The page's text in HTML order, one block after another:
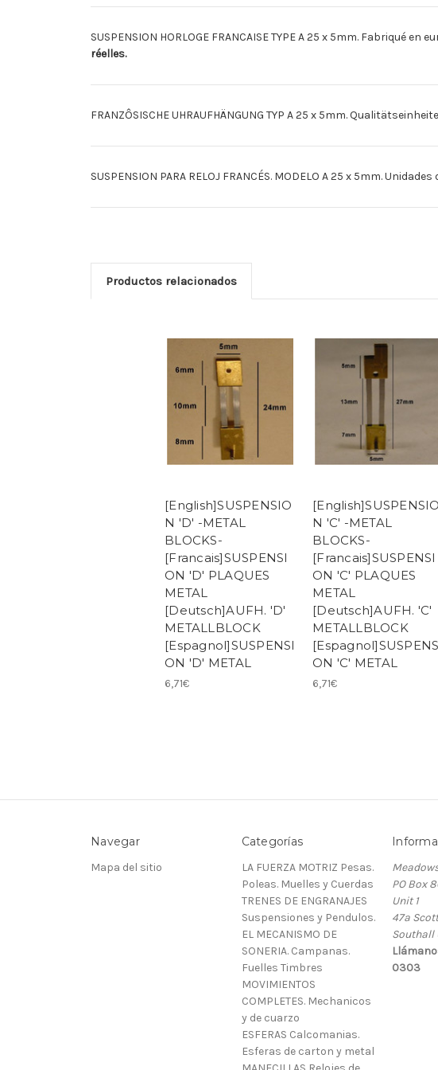
SUSPENSION HORLOGE FRANCAISE TYPE A 25 x 5mm. Fabriqué
réelles.
FRANZÔSISCHE UHRAUFHÄNGUNG TYP A 25 x 5mm.
SUSPENSION PARA RELOJ FRANCÉS. MODELO A 25 x 5mm.
Productos relacionados
[English]SUSPENSIO
N 'D' -METAL
BLOCKS-
[Francais]SUSPENSI
ON 'D' PLAQUES
METAL
[Deutsch]AUFH. 'D'
METALLBLOCK
[Espagnol]SUSPENSI
ON 'D' METAL
6,71€
[English]SUSPENSIO
N 'C' -METAL
BLOCKS-
[Francais]SUSPENSI
ON 'C' PLAQUES
METAL
[Deutsch]AUFH. 'C'
METALLBLOCK
ON 'C' METAL
6,71€
Navegar
Mapa del sitio
Categorías
LA FUERZA MOTRIZ Pesas.
Poleas. Muelles y Cuerdas
TRENES DE ENGRANAJES
Suspensiones y Pendulos.
EL MECANISMO DE
SONERIA. Campanas.
Fuelles Timbres
MOVIMIENTOS
COMPLETES. Mechanicos
y de cuarzo
ESFERAS Calcomanias.
Esferas de carton y metal
PO Box
Unit 1
47a
Southall
0303